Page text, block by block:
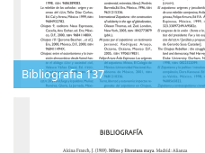
Bibliografia 137